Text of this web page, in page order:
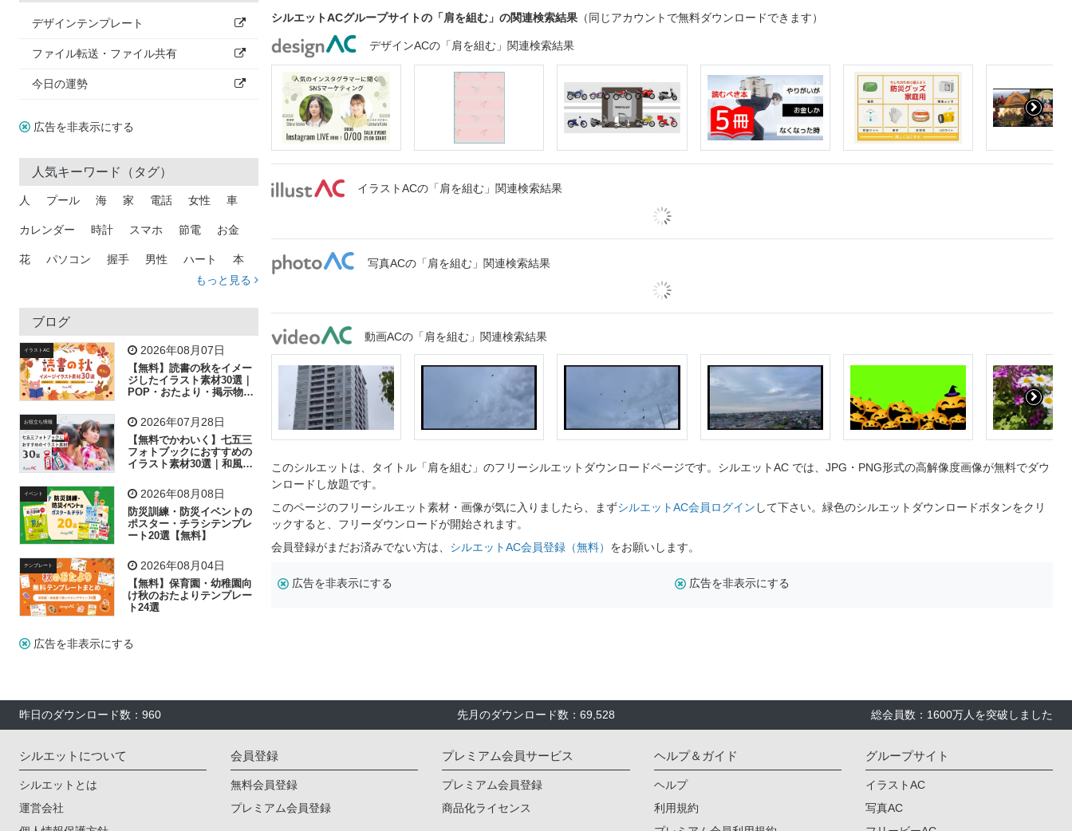
デザインテンプレート
ファイル転送・ファイル共有
今日の運勢
広告を非表示にする
人気キーワード（タグ）
人 プール 海 家 電話 女性 車
カレンダー 時計 スマホ 節電 お金
花 パソコン 握手 男性 ハート 本
トラック 木
吹き出し
飛行機 グラフ ビル 魚 家族 書類
歩く 工場 会社 太陽 キラキラ
子供 作業員 葉 相談 ピクトグラム
もっと見る
ブログ
イラストAC 2026年08月07日
【無料】読書の秋をイメー
ジしたイラスト素材30選｜
POP・おたより・掲示物に
お役立ち情報 2026年07月28日
【無料でかわいく】七五三
フォトブックにおすすめの
イラスト素材30選｜和風の
イベント 2026年08月08日
防災訓練・防災イベントの
ポスター・チラシテンプレ
ート20選【無料】
テンプレート 2026年08月04日
【無料】保育園・幼稚園向
け秋のおたよりテンプレー
ト24選
広告を非表示にする
シルエットACグループサイトの「肩を組む」の関連検索結果 （同じアカウントで無料ダウンロードできます）
デザインACの「肩を組む」関連検索結果
イラストACの「肩を組む」関連検索結果
写真ACの「肩を組む」関連検索結果
動画ACの「肩を組む」関連検索結果
このシルエットは、タイトル「肩を組む」のフリーシルエットダウンロードページです。シルエットAC では、JPG・PNG形式の高解像度画像が無料でダウ
ンロードし放題です。
このページのフリーシルエット素材・画像が気に入りましたら、まずシルエットAC会員ログイン して下さい。緑色のシルエットダウンロードボタンをクリ
ックすると、フリーダウンロードが開始されます。
会員登録がまだお済みでない方は、 シルエットAC会員登録（無料） をお願いします。
広告を非表示にする 広告を非表示にする
昨日のダウンロード数：960 先月のダウンロード数：69,528 総会員数：1600万人を突破しました
シルエットについて
シルエットとは
運営会社
会員登録
無料会員登録
プレミアム会員登録
プレミアム会員サービス
プレミアム会員登録
商品化ライセンス
ヘルプ＆ガイド
ヘルプ
利用規約
グループサイト
イラストAC
写真AC